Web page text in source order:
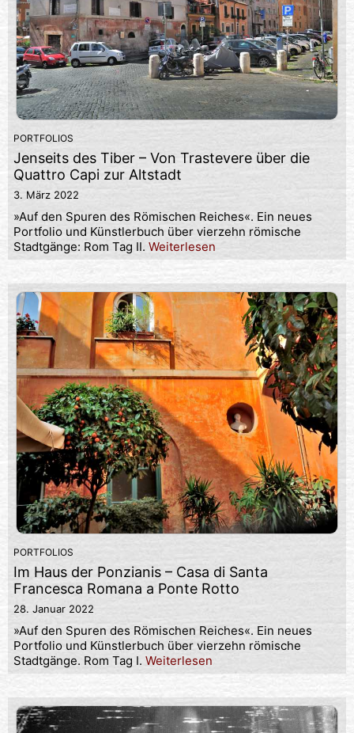
PORTFOLIOS
Jenseits des Tiber – Von Trastevere über die
Quattro Capi zur Altstadt
3. März 2022
»Auf den Spuren des Römischen Reiches«. Ein neues
Portfolio und Künstlerbuch über vierzehn römische
Stadtgänge: Rom Tag II. Weiterlesen
PORTFOLIOS
Im Haus der Ponzianis – Casa di Santa
Francesca Romana a Ponte Rotto
28. Januar 2022
»Auf den Spuren des Römischen Reiches«. Ein neues
Portfolio und Künstlerbuch über vierzehn römische
Stadtgänge. Rom Tag I. Weiterlesen